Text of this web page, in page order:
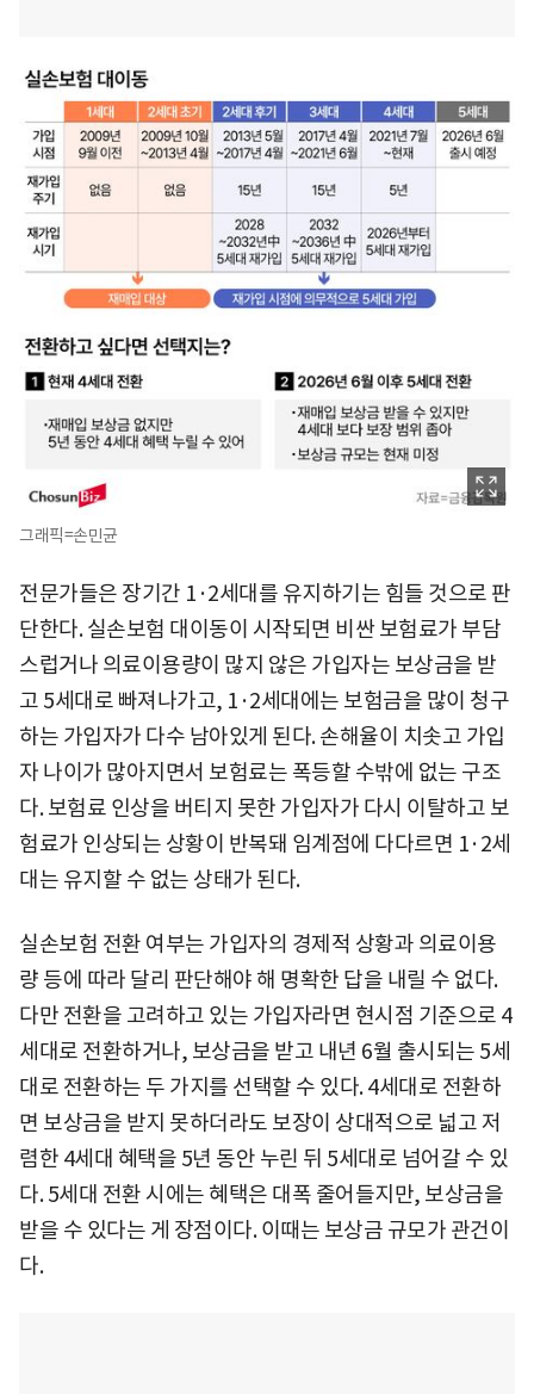
그래픽=손민균
전문가들은 장기간 1·2세대를 유지하기는 힘들 것으로 판
단한다. 실손보험 대이동이 시작되면 비싼 보험료가 부담
스럽거나 의료이용량이 많지 않은 가입자는 보상금을 받
고 5세대로 빠져나가고, 1·2세대에는 보험금을 많이 청구
하는 가입자가 다수 남아있게 된다. 손해율이 치솟고 가입
자 나이가 많아지면서 보험료는 폭등할 수밖에 없는 구조
다. 보험료 인상을 버티지 못한 가입자가 다시 이탈하고 보
험료가 인상되는 상황이 반복돼 임계점에 다다르면 1·2세
대는 유지할 수 없는 상태가 된다.
실손보험 전환 여부는 가입자의 경제적 상황과 의료이용
량 등에 따라 달리 판단해야 해 명확한 답을 내릴 수 없다.
다만 전환을 고려하고 있는 가입자라면 현시점 기준으로 4
세대로 전환하거나, 보상금을 받고 내년 6월 출시되는 5세
대로 전환하는 두 가지를 선택할 수 있다. 4세대로 전환하
면 보상금을 받지 못하더라도 보장이 상대적으로 넓고 저
렴한 4세대 혜택을 5년 동안 누린 뒤 5세대로 넘어갈 수 있
다. 5세대 전환 시에는 혜택은 대폭 줄어들지만, 보상금을
받을 수 있다는 게 장점이다. 이때는 보상금 규모가 관건이
다.